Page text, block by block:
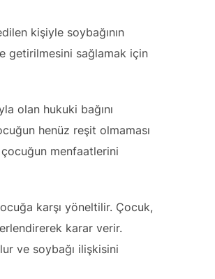
kişiyle soybağının
getirilmesini sağlamak için
olan hukuki bağını
henüz reşit olmaması
çocuğun menfaatlerini
karşı yöneltilir. Çocuk,
karar verir.
ve soybağı ilişkisini